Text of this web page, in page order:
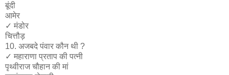
बूंदी
आमेर
✓​ मंडोर
चित्तौड़
10. अजबदे पंवार कौन थी ?
✓​ महाराणा प्रताप की पत्नी
पृथ्वीराज चौहान की मां